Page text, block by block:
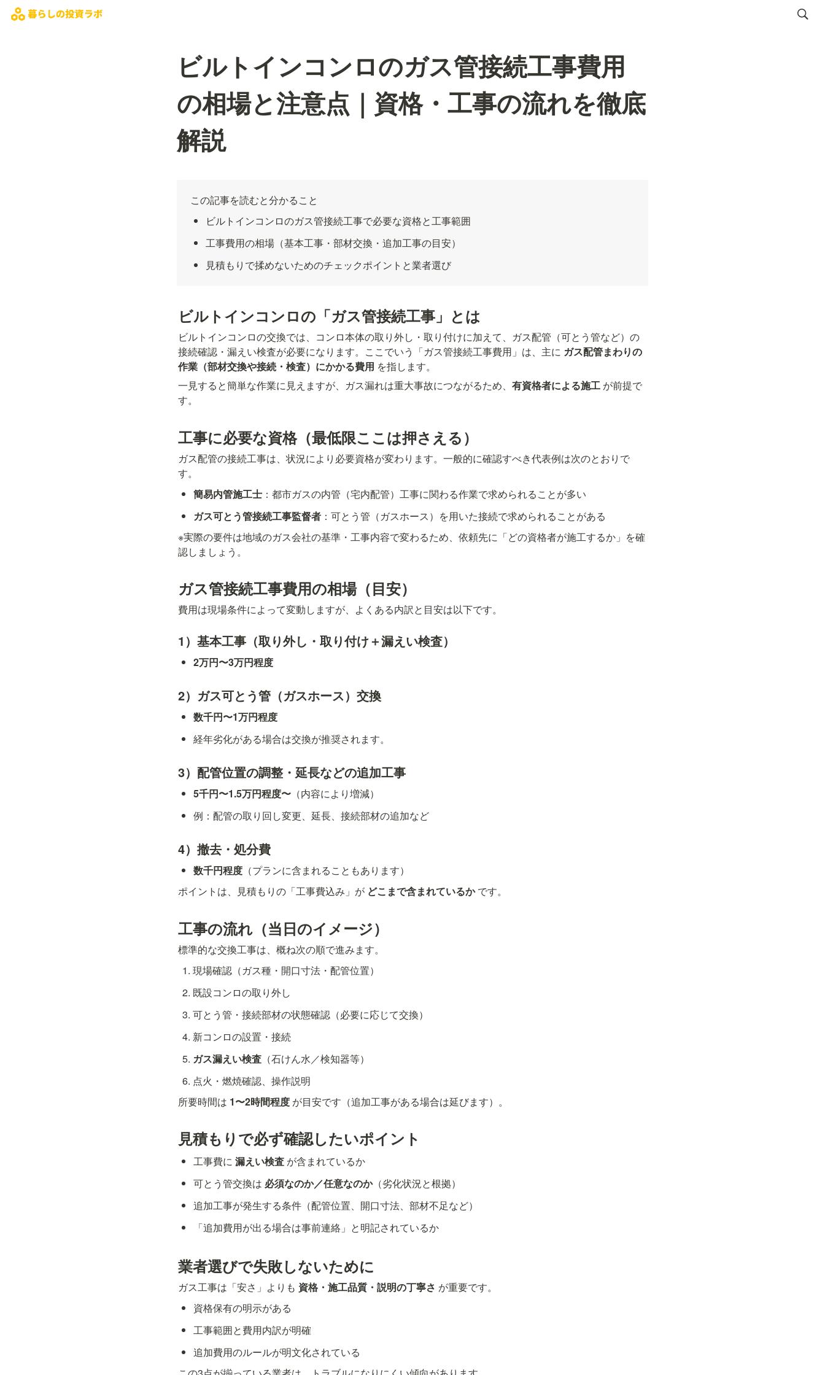
ビルトインコンロのガス管接続工事費用
の相場と注意点｜資格・工事の流れを徹底
解説
この記事を読むと分かること
ビルトインコンロのガス管接続工事で必要な資格と工事範囲
工事費用の相場（基本工事・部材交換・追加工事の目安）
見積もりで揉めないためのチェックポイントと業者選び
ビルトインコンロの「ガス管接続工事」とは
ビルトインコンロの交換では、コンロ本体の取り外し・取り付けに加えて、ガス配管（可とう管など）の
接続確認・漏えい検査が必要になります。ここでいう「ガス管接続工事費用」は、主に ガス配管まわりの
作業（部材交換や接続・検査）にかかる費用 を指します。
一見すると簡単な作業に見えますが、ガス漏れは重大事故につながるため、 有資格者による施工 が前提で
す。
工事に必要な資格（最低限ここは押さえる）
ガス配管の接続工事は、状況により必要資格が変わります。一般的に確認すべき代表例は次のとおりで
す。
簡易内管施工士 ：都市ガスの内管（宅内配管）工事に関わる作業で求められることが多い
ガス可とう管接続工事監督者 ：可とう管（ガスホース）を用いた接続で求められることがある
※実際の要件は地域のガス会社の基準・工事内容で変わるため、依頼先に「どの資格者が施工するか」を確
認しましょう。
ガス管接続工事費用の相場（目安）
費用は現場条件によって変動しますが、よくある内訳と目安は以下です。
1）基本工事（取り外し・取り付け＋漏えい検査）
2万円〜3万円程度
2）ガス可とう管（ガスホース）交換
数千円〜1万円程度
経年劣化がある場合は交換が推奨されます。
3）配管位置の調整・延長などの追加工事
5千円〜1.5万円程度〜 （内容により増減）
例：配管の取り回し変更、延長、接続部材の追加など
4）撤去・処分費
数千円程度 （プランに含まれることもあります）
ポイントは、見積もりの「工事費込み」が どこまで含まれているか です。
工事の流れ（当日のイメージ）
標準的な交換工事は、概ね次の順で進みます。
現場確認（ガス種・開口寸法・配管位置）
既設コンロの取り外し
可とう管・接続部材の状態確認（必要に応じて交換）
新コンロの設置・接続
ガス漏えい検査（石けん水／検知器等）
点火・燃焼確認、操作説明
所要時間は 1〜2時間程度 が目安です（追加工事がある場合は延びます）。
見積もりで必ず確認したいポイント
工事費に 漏えい検査 が含まれているか
可とう管交換は 必須なのか／任意なのか（劣化状況と根拠）
追加工事が発生する条件（配管位置、開口寸法、部材不足など）
「追加費用が出る場合は事前連絡」と明記されているか
業者選びで失敗しないために
ガス工事は「安さ」よりも 資格・施工品質・説明の丁寧さ が重要です。
資格保有の明示がある
工事範囲と費用内訳が明確
追加費用のルールが明文化されている